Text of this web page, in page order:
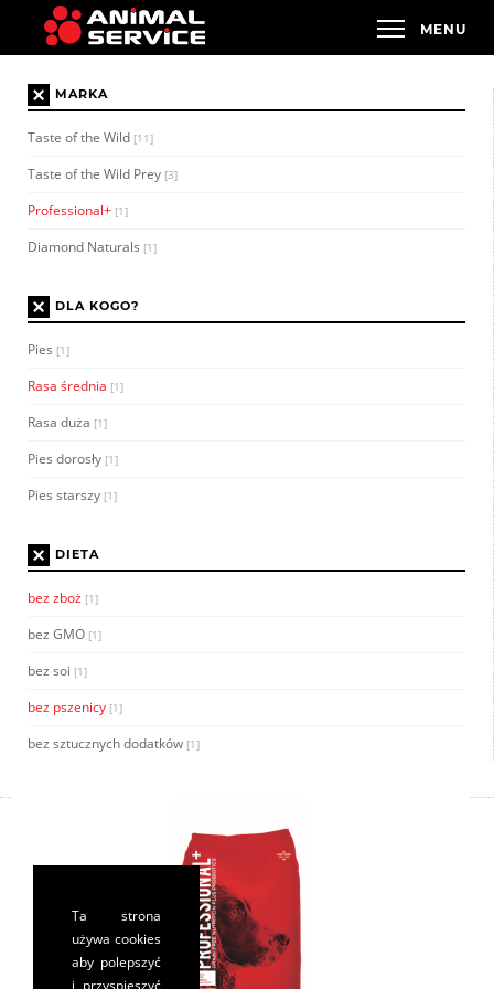
× MARKA
Taste of the Wild [11]
Taste of the Wild Prey [3]
Professional+ [1]
Diamond Naturals [1]
× DLA KOGO?
Pies [1]
Rasa średnia [1]
Rasa duża [1]
Pies dorosły [1]
Pies starszy [1]
× DIETA
bez zboż [1]
bez GMO [1]
bez soi [1]
bez pszenicy [1]
bez sztucznych dodatków [1]
Ta strona
używa cookies
aby polepszyć
i przyspieszyć